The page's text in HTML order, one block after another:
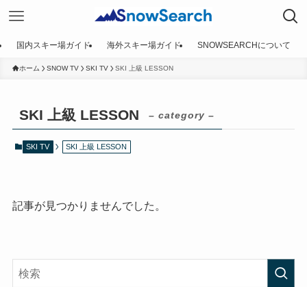
国内スキー場ガイド 海外スキー場ガイド SNOWSEARCHについて
ホーム SNOW TV SKI TV SKI 上級 LESSON
SKI 上級 LESSON – category –
SKI TV SKI 上級 LESSON
記事が見つかりませんでした。